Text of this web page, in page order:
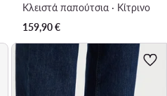
Κλειστά παπούτσια · Κίτρινο
159,90€